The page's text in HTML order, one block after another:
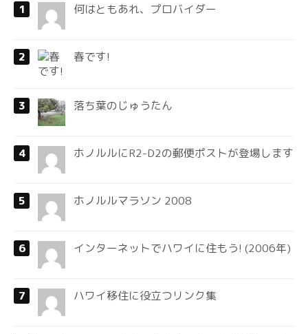
何はともあれ、プロバイダー
春です!
落ち葉のじゅうたん
ホノルルにR2-D2の郵便ポストが登場します
ホノルルマラソン 2008
インターネットでハワイに住もう! (2006年)
ハワイ移住に役立つリンク集